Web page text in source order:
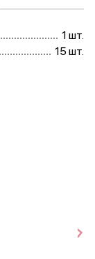
1 шт.
15 шт.